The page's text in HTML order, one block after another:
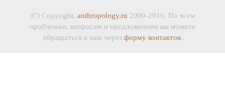
(C) Copyright, anthropology.ru 2000-2016. По всем
проблемам, вопросам и предложениям вы можете
обращаться к нам через форму контактов.